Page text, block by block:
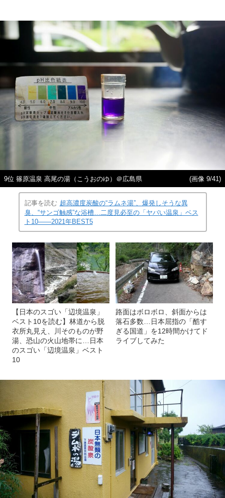
9位 篠原温泉 高尾の湯（こうおのゆ）＠広島県 (画像 9/41)
記事を読む 超高濃度炭酸の“ラムネ湯”、爆発しそうな異
臭、“サンゴ触感”な浴槽…二度見必至の「ヤバい温泉」ベス
ト10――2021年BEST5
【日本のスゴい「辺境温泉」
ベスト10を読む】林道から脱
衣所丸見え、川そのものが野
湯、恐山の火山地帯に…日本
のスゴい「辺境温泉」ベスト
10
路面はボロボロ、斜面からは
落石多数…日本屈指の「酷す
ぎる国道」を12時間かけてド
ライブしてみた